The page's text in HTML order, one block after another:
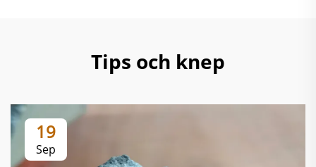
Tips och knep
19
Sep